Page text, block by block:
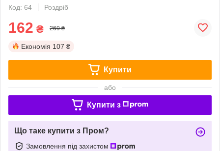
Код: 64
Роздріб
162 ₴ 269 ₴
Економія 107 ₴
Купити
або
Купити з
Що таке купити з Пром?
Замовлення під захистом